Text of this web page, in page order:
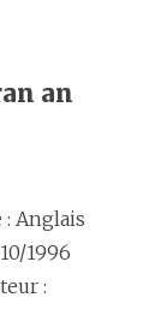
an
: Anglais
1996
: